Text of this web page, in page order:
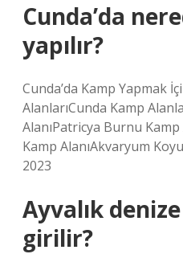
Cunda’da
yapılır?
Cunda’da Kamp Yapmak
AlanlarıCunda Kamp
AlanıPatricya Burnu Kamp
Kamp AlanıAkvaryum
2023
Ayvalık
girilir?